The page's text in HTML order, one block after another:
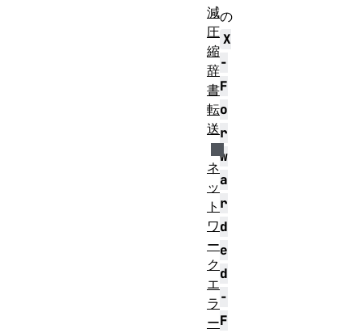
の
X
-
F
o
r
w
a
r
d
e
d
-
F
減
圧
縮
辞
書
転
送
ネ
ッ
ト
ワ
ー
ク
エ
ラ
ー